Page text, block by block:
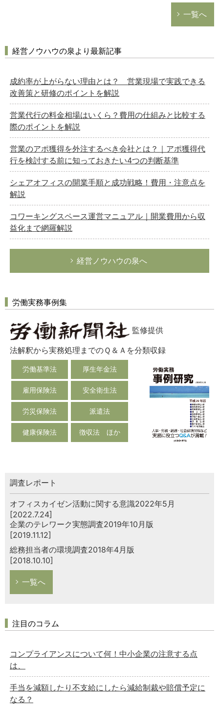
一覧へ
経営ノウハウの泉より最新記事
成約率が上がらない理由とは？ 営業現場で実践できる
改善策と研修のポイントを解説
営業代行の料金相場はいくら？費用の仕組みと比較する
際のポイントを解説
営業のアポ獲得を外注するべき会社とは？｜アポ獲得代
行を検討する前に知っておきたい4つの判断基準
シェアオフィスの開業手順と成功戦略！費用・注意点を
解説
コワーキングスペース運営マニュアル｜開業費用から収
益化まで網羅解説
経営ノウハウの泉へ
労働実務事例集
監修提供
法解釈から実務処理までのＱ＆Ａを分類収録
労働基準法 厚生年金法
雇用保険法 安全衛生法
労災保険法 派遣法
健康保険法 徴収法 ほか
調査レポート
オフィスカイゼン活動に関する意識2022年5月
[2022.7.24]
企業のテレワーク実態調査2019年10月版
[2019.11.12]
総務担当者の環境調査2018年4月版
[2018.10.10]
一覧へ
注目のコラム
コンプライアンスについて何！中小企業の注意する点
は、
手当を減額したり不支給にしたら減給制裁や賠償予定に
なる？